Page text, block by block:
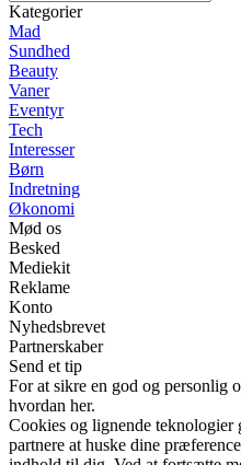
Kategorier
Mad
Sundhed
Beauty
Vaner
Eventyr
Tech
Interesser
Børn
Indretning
Økonomi
Mød os
Besked
Mediekit
Reklame
Konto
Nyhedsbrevet
Partnerskaber
Send et tip
For at sikre en god og personlig
hvordan her.
Cookies og lignende teknologier
partnere at huske dine